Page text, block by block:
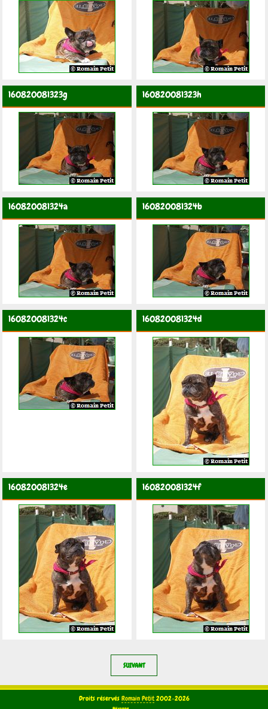
160820081323g 160820081323h
160820081324a 160820081324b
160820081324c 160820081324d
160820081324e 160820081324f
SUIVANT
Droits réservés Romain Petit2002-2026